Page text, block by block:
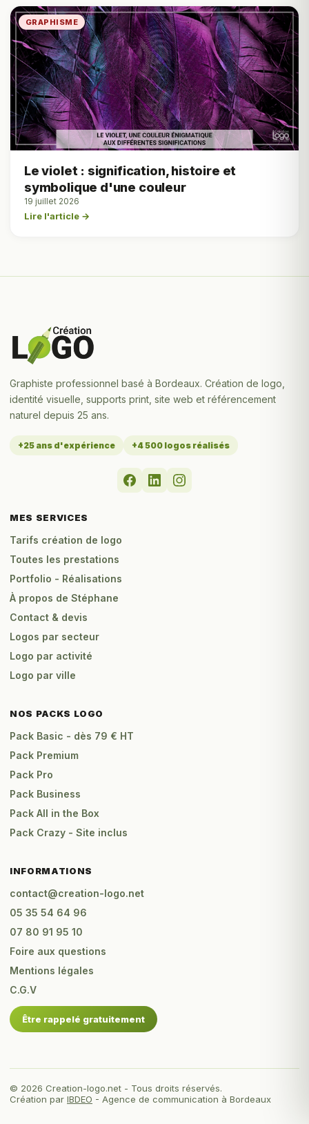
GRAPHISME
Le violet : signification, histoire et
symbolique d'une couleur
19 juillet 2026
Lire l'article →
Graphiste professionnel basé à Bordeaux. Création de logo,
identité visuelle, supports print, site web et référencement
naturel depuis 25 ans.
+25 ans d'expérience +4 500 logos réalisés
MES SERVICES
Tarifs création de logo
Toutes les prestations
Portfolio - Réalisations
À propos de Stéphane
Contact & devis
Logos par secteur
Logo par activité
Logo par ville
NOS PACKS LOGO
Pack Basic - dès 79 € HT
Pack Premium
Pack Pro
Pack Business
Pack All in the Box
Pack Crazy - Site inclus
INFORMATIONS
contact@creation-logo.net
05 35 54 64 96
07 80 91 95 10
Foire aux questions
Mentions légales
C.G.V
Être rappelé gratuitement
© 2026 Creation-logo.net - Tous droits réservés.
Création par IBDEO - Agence de communication à Bordeaux